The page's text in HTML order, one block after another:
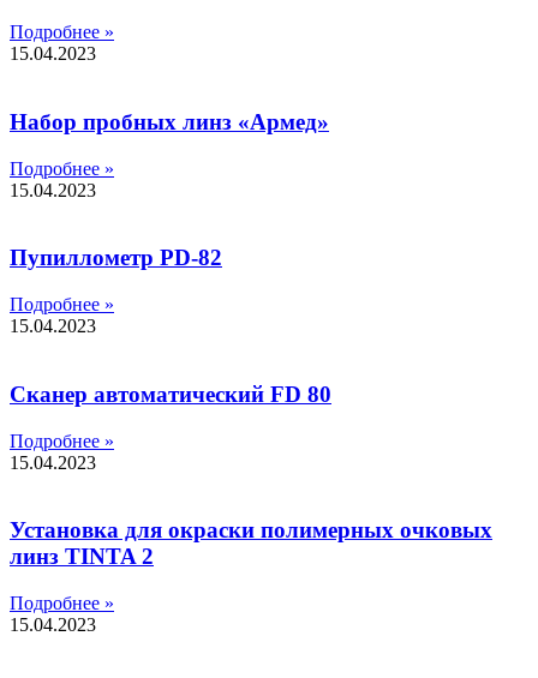
Подробнее »
15.04.2023
Набор пробных линз «Армед»
Подробнее »
15.04.2023
Пупиллометр PD-82
Подробнее »
15.04.2023
Сканер автоматический FD 80
Подробнее »
15.04.2023
Установка для окраски полимерных очковых
линз TINTA 2
Подробнее »
15.04.2023